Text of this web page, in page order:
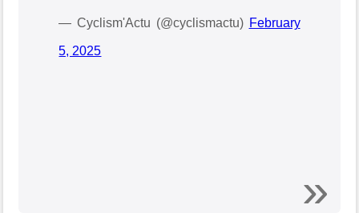
— Cyclism'Actu (@cyclismactu) February
5, 2025